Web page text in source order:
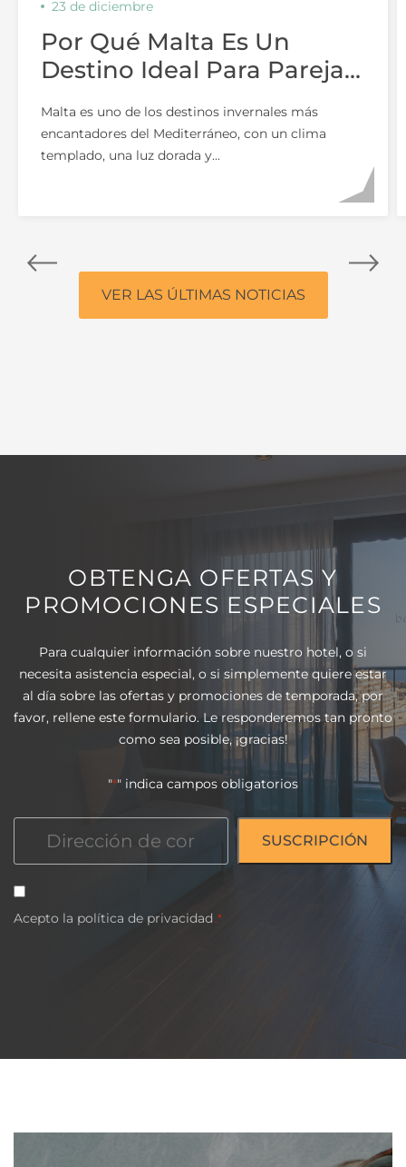
23 de diciembre
Por Qué Malta Es Un
Destino Ideal Para Parejas
Malta es uno de los destinos invernales más
encantadores del Mediterráneo, con un clima
templado, una luz dorada y...
VER LAS ÚLTIMAS NOTICIAS
OBTENGA OFERTAS Y
PROMOCIONES ESPECIALES
Para cualquier información sobre nuestro hotel, o si
necesita asistencia especial, o si simplemente quiere estar
al día sobre las ofertas y promociones de temporada, por
favor, rellene este formulario. Le responderemos tan pronto
como sea posible, ¡gracias!
"*" indica campos obligatorios
Consentimiento
*
Acepto la política de privacidad .*